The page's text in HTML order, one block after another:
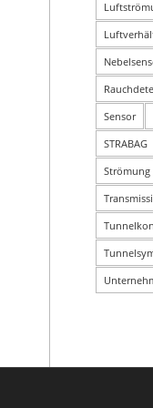
Sensor
STRABAG
Strömung